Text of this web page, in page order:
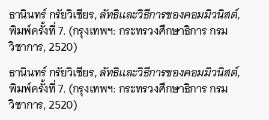
ธานินทร์ กรัยวิเชียร,ลัทธิและวิธีการของคอมมิวนิสต์,
พิมพ์ครั้งที่ 7. (กรุงเทพฯ: กระทรวงศึกษาธิการ กรม
วิชาการ, 2520)
ธานินทร์ กรัยวิเชียร,ลัทธิและวิธีการของคอมมิวนิสต์,
พิมพ์ครั้งที่ 7. (กรุงเทพฯ: กระทรวงศึกษาธิการ กรม
วิชาการ, 2520)